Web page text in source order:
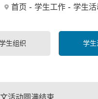
首页 - 学生工作- 学生活
生组织 学生